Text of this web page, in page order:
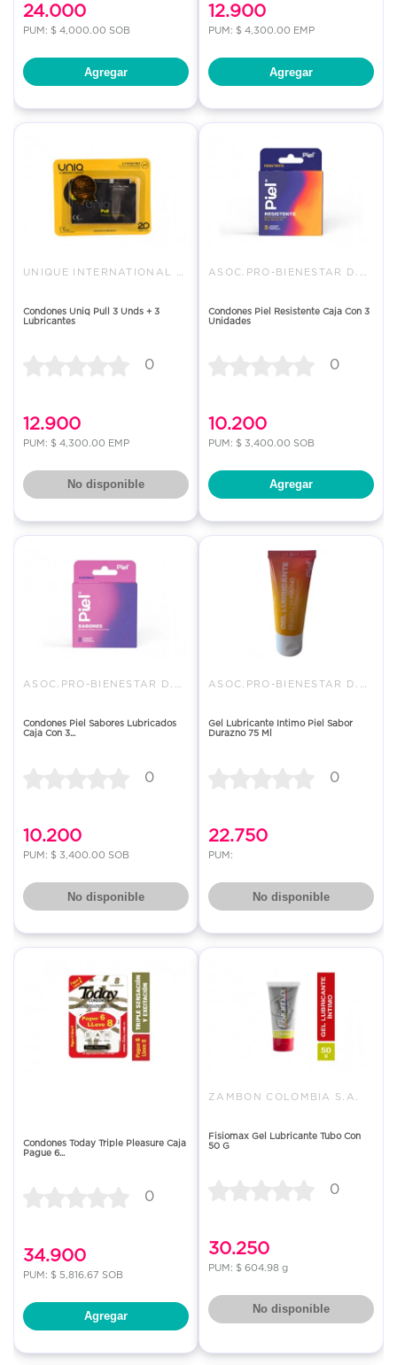
24.000
PUM: $ 4,000.00 SOB
Agregar
12.900
PUM: $ 4,300.00 EMP
Agregar
Condones Uniq Pull 3 Unds + 3
Lubricantes
0
12.900
PUM: $ 4,300.00 EMP
No disponible
Condones Piel Resistente Caja Con 3
Unidades
0
10.200
PUM: $ 3,400.00 SOB
Agregar
Condones Piel Sabores Lubricados
Caja Con 3...
0
10.200
PUM: $ 3,400.00 SOB
No disponible
Gel Lubricante Intimo Piel Sabor
Durazno 75 Ml
0
22.750
PUM:
No disponible
Condones Today Triple Pleasure Caja
Pague 6...
0
34.900
PUM: $ 5,816.67 SOB
Agregar
ZAMBON COLOMBIA S.A.
Fisiomax Gel Lubricante Tubo Con
50 G
0
30.250
PUM: $ 604.98 g
No disponible